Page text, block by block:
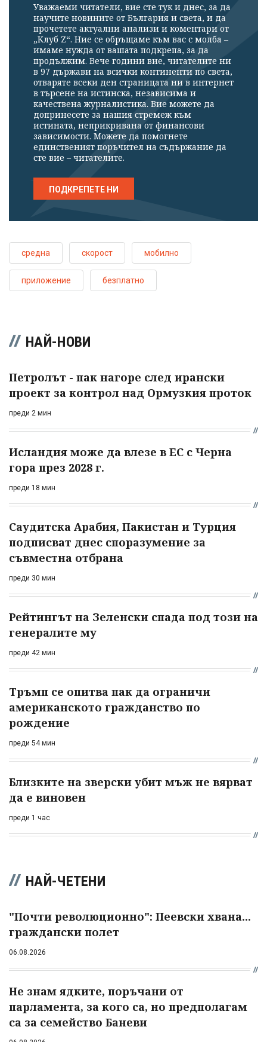
Уважаеми читатели, вие сте тук и днес, за да
научите новините от България и света, и да
прочетете актуални анализи и коментари от
„Клуб Z“. Ние се обръщаме към вас с молба –
имаме нужда от вашата подкрепа, за да
продължим. Вече години вие, читателите ни
в 97 държави на всички континенти по света,
отваряте всеки ден страницата ни в интернет
в търсене на истинска, независима и
качествена журналистика. Вие можете да
допринесете за нашия стремеж към
истината, неприкривана от финансови
зависимости. Можете да помогнете
единственият поръчител на съдържание да
сте вие – читателите.
ПОДКРЕПЕТЕ НИ
средна скорост мобилно
приложение безплатно
НАЙ-НОВИ
Петролът - пак нагоре след ирански
проект за контрол над Ормузкия проток
преди 2 мин
Исландия може да влезе в ЕС с Черна
гора през 2028 г.
преди 18 мин
Саудитска Арабия, Пакистан и Турция
подписват днес споразумение за
съвместна отбрана
преди 30 мин
Рейтингът на Зеленски спада под този на
генералите му
преди 42 мин
Тръмп се опитва пак да ограничи
американското гражданство по
рождение
преди 54 мин
Близките на зверски убит мъж не вярват
да е виновен
преди 1 час
НАЙ-ЧЕТЕНИ
"Почти революционно": Пеевски хвана...
граждански полет
06.08.2026
Не знам ядките, поръчани от
парламента, за кого са, но предполагам
са за семейство Баневи